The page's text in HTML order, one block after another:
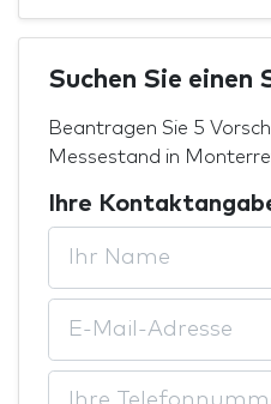
Suchen Sie einen
Beantragen Sie 5
Messestand in
Ihre